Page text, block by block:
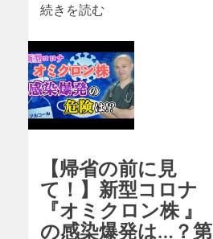
続きを読む
【帰省の前に見
て！】新型コロナ
『オミクロン株 』
の感染爆発は…？第